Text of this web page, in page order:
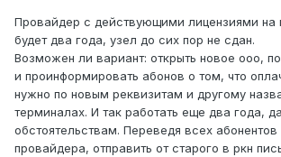
Провайдер с действующими лицензиями на
будет два года, узел до сих пор не сдан.
Возможен ли вариант: открыть новое ооо,
и проинформировать абонов о том, что
нужно по новым реквизитам и другому
терминалах. И так работать еще два года,
обстоятельствам. Переведя всех абонентов
провайдера, отправить от старого в ркн